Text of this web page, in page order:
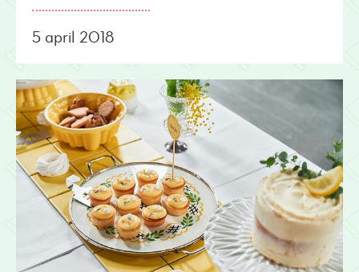
5 april 2018